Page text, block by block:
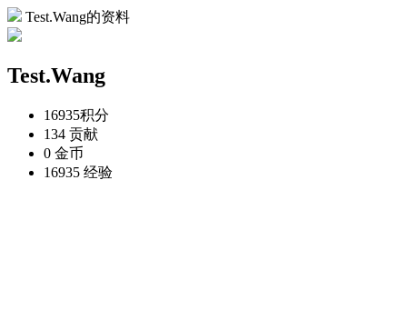
Test.Wang的资料
Test.Wang
16935积分
134 贡献
0 金币
16935 经验